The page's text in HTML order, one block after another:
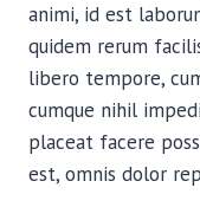
animi, id est
quidem rerum
libero tempore,
cumque nihil
placeat facere
est, omnis dolor